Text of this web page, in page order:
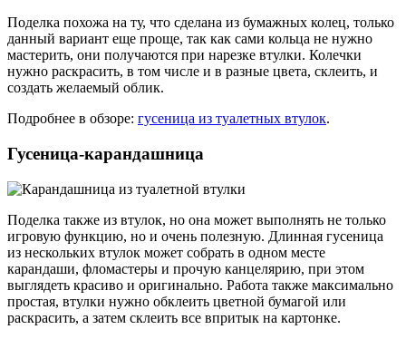
Поделка похожа на ту, что сделана из бумажных колец, только
данный вариант еще проще, так как сами кольца не нужно
мастерить, они получаются при нарезке втулки. Колечки
нужно раскрасить, в том числе и в разные цвета, склеить, и
создать желаемый облик.
Подробнее в обзоре: гусеница из туалетных втулок.
Гусеница-карандашница
Поделка также из втулок, но она может выполнять не только
игровую функцию, но и очень полезную. Длинная гусеница
из нескольких втулок может собрать в одном месте
карандаши, фломастеры и прочую канцелярию, при этом
выглядеть красиво и оригинально. Работа также максимально
простая, втулки нужно обклеить цветной бумагой или
раскрасить, а затем склеить все впритык на картонке.